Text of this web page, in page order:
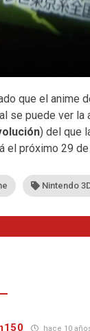
que el anime
se puede ver la
) del que
el próximo 29
Nintendo
hace 10